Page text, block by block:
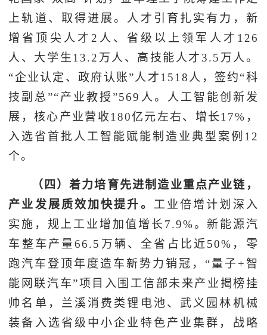
上轨道、取得进展。人才引育扎实有力，新
增省顶尖人才2人、省级以上领军人才126
人、大学生13.2万人、高技能人才3.5万人。
“企业认定、政府认账”人才1518人，签约“科
技副总”“产业教授”569人。人工智能创新发
展，核心产业营收180亿元左右、增长17%，
入选省首批人工智能赋能制造业典型案例12
个。
（四）着力培育先进制造业重点产业链，
产业发展质效加快提升。 工业倍增计划深入
实施，规上工业增加值增长7.9%。新能源汽
车整车产量66.5万辆、全省占比近50%，零
跑汽车登顶年度造车新势力销冠，“量子+智
能网联汽车”项目入围工信部未来产业揭榜挂
帅名单，兰溪消费类锂电池、武义园林机械
装备入选省级中小企业特色产业集群，战略